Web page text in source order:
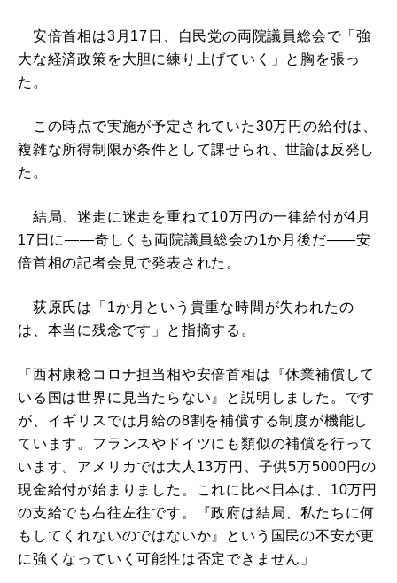
安倍首相は3月17日、自民党の両院議員総会で「強
大な経済政策を大胆に練り上げていく」と胸を張っ
た。
この時点で実施が予定されていた30万円の給付は、
複雑な所得制限が条件として課せられ、世論は反発し
た。
結局、迷走に迷走を重ねて10万円の一律給付が4月
17日に――奇しくも両院議員総会の1か月後だ――安
倍首相の記者会見で発表された。
荻原氏は「1か月という貴重な時間が失われたの
は、本当に残念です」と指摘する。
「西村康稔コロナ担当相や安倍首相は『休業補償して
いる国は世界に見当たらない』と説明しました。です
が、イギリスでは月給の8割を補償する制度が機能し
ています。フランスやドイツにも類似の補償を行って
います。アメリカでは大人13万円、子供5万5000円の
現金給付が始まりました。これに比べ日本は、10万円
の支給でも右往左往です。『政府は結局、私たちに何
もしてくれないのではないか』という国民の不安が更
に強くなっていく可能性は否定できません」